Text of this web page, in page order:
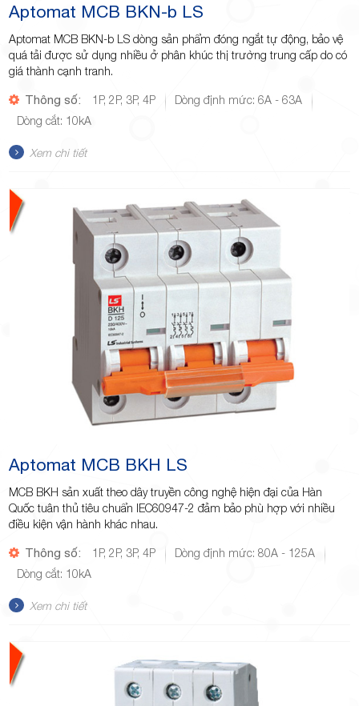
Aptomat MCB BKN-b LS
Aptomat MCB BKN-b LS dòng sản phẩm đóng ngắt tự động, bảo vệ
quá tải được sử dụng nhiều ở phân khúc thị trường trung cấp do có
giá thành cạnh tranh.
Thông số: 1P, 2P, 3P, 4P
Dòng định mức: 6A - 63A
Dòng cắt: 10kA
Xem chi tiết
Aptomat MCB BKH LS
MCB BKH sản xuất theo dây truyền công nghệ hiện đại của Hàn
Quốc tuân thủ tiêu chuẩn IEC60947-2 đảm bảo phù hợp với nhiều
điều kiện vận hành khác nhau.
Thông số: 1P, 2P, 3P, 4P
Dòng định mức: 80A - 125A
Dòng cắt: 10kA
Xem chi tiết